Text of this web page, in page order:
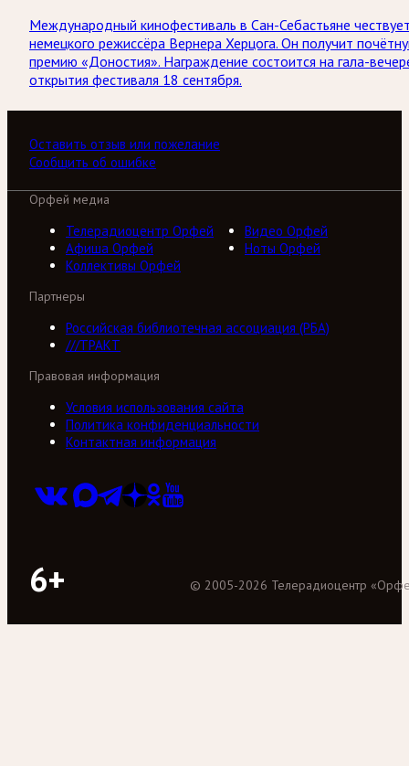
Международный кинофестиваль в Сан-Себастьяне
немецкого режиссёра Вернера Херцога. Он получит
премию «Доностия». Награждение состоится на гала-
открытия фестиваля 18 сентября.
Оставить отзыв или пожелание
Сообщить об ошибке
Орфей медиа
Телерадиоцентр Орфей
Видео Орфей
Афиша Орфей
Ноты Орфей
Коллективы Орфей
Партнеры
Российская библиотечная ассоциация (РБА)
///ТРАКТ
Правовая информация
Условия использования сайта
Политика конфиденциальности
Контактная информация
6+ © 2005-2026 Телерадиоцентр